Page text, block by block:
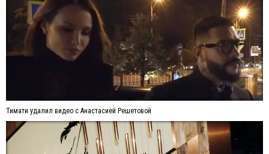
Тимати удалил видео с Анастасией Решетовой